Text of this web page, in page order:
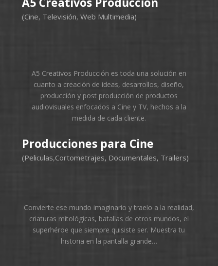
(Cine, Televisión, Web Multimedia)
A5 Creativos Producción es toda una solución en
cuanto a creación de ideas, desarrollos, diseño,
producción y post producción de productos
audiovisuales enfocados a Cine y TV, hechos a la
medida de cada cliente.
Producciones para Cine
(Peliculas,Cortometrajes, Documentales, Trailers)
Convierte ese mundo imaginario y traelo a la realidad,
criaturas mitológicas, batallas de otros mundos, el
superhéroe que siempre quisiste ser. Muestra tu
historia en la pantalla grande…